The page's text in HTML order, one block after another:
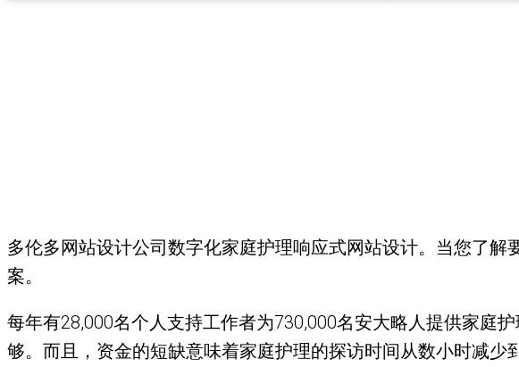
多伦多网站设计公司数字化家庭护理响应式网站设计。当您了
案。
每年有28,000名个人支持工作者为730,000名安大略人提供家庭
够。而且，资金的短缺意味着家庭护理的探访时间从数小时减